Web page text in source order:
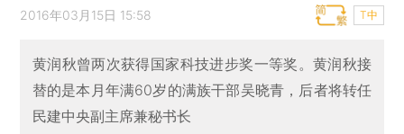
2016年03月15日 15:58 T中
黄润秋曾两次获得国家科技进步奖一等奖。黄润秋接
替的是本月年满60岁的满族干部吴晓青，后者将转任
民建中央副主席兼秘书长